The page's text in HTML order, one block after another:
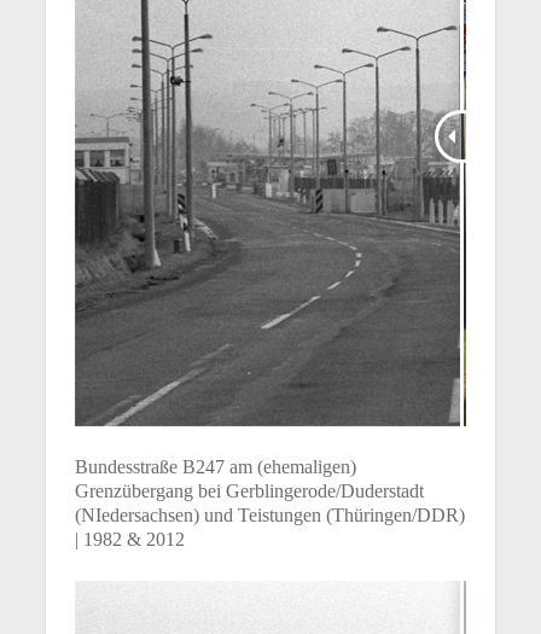
Bundesstraße B247 am (ehemaligen)
Grenzübergang bei Gerblingerode/Duderstadt
(NIedersachsen) und Teistungen (Thüringen/DDR)
| 1982 & 2012